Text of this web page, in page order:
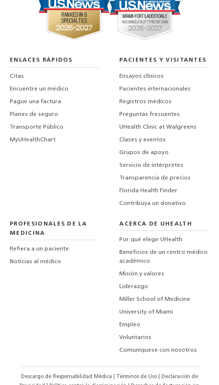
ENLACES RÁPIDOS
Citas
Encuentre un médico
Pague una factura
Planes de seguro
Transporte Público
MyUHealthChart
PACIENTES Y VISITANTES
Ensayos clínicos
Pacientes internacionales
Registros médicos
Preguntas frecuentes
UHealth Clinic at Walgreens
Clases y eventos
Grupos de apoyo
Servicio de intérpretes
Transparencia de precios
Florida Health Finder
Contribuya un donativo
PROFESIONALES DE LA
MEDICINA
Refiera a un paciente
Noticias al médico
ACERCA DE UHEALTH
Por qué elegir UHealth
Beneficios de un centro médico
académico
Misión y valores
Liderazgo
Miller School of Medicine
University of Miami
Empleo
Voluntarios
Comuníquese con nosotros
Descargo de Responsabilidad Médica Términos de Uso
Declaración de